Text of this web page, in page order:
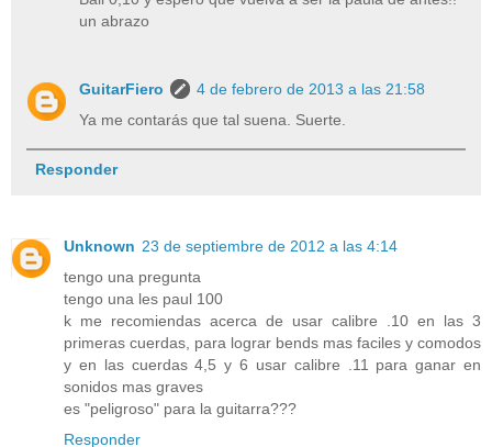
un abrazo
GuitarFiero
4 de febrero de 2013 a las 21:58
Ya me contarás que tal suena. Suerte.
Responder
Unknown 23 de septiembre de 2012 a las 4:14
tengo una pregunta
tengo una les paul 100
k me recomiendas acerca de usar calibre .10 en las 3
primeras cuerdas, para lograr bends mas faciles y comodos
y en las cuerdas 4,5 y 6 usar calibre .11 para ganar en
sonidos mas graves
es "peligroso" para la guitarra???
Responder